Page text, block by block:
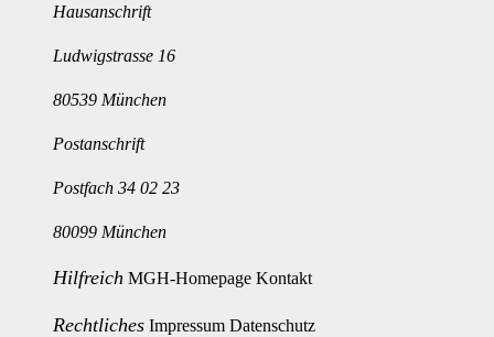
Hausanschrift
Ludwigstrasse 16
80539 München
Postanschrift
Postfach 34 02 23
80099 München
Hilfreich MGH-Homepage Kontakt
Rechtliches Impressum Datenschutz